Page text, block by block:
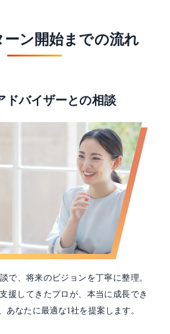
ーン開始までの流れ
ドバイザーとの相談
で、将来のビジョンを丁寧に整理。
援してきたプロが、本当に成長でき
あなたに最適な1社を提案します。